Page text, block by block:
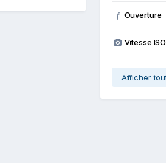
f Ouverture
Vitesse ISO